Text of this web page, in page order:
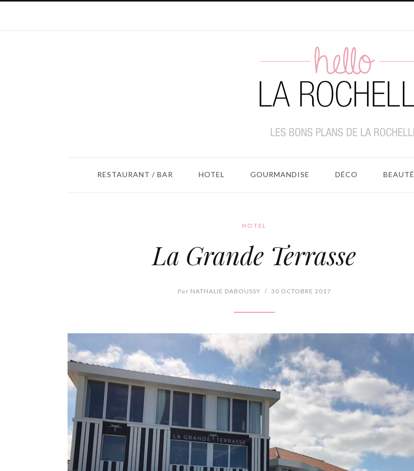
RESTAURANT / BAR HOTEL GOURMANDISE DÉCO BEAUTÉ
HOTEL
La Grande Terrasse
Par NATHALIE DABOUSSY / 30 OCTOBRE 2017